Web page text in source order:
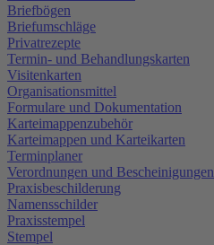
Briefbögen
Briefumschläge
Privatrezepte
Termin- und Behandlungskarten
Visitenkarten
Organisationsmittel
Formulare und Dokumentation
Karteimappenzubehör
Karteimappen und Karteikarten
Terminplaner
Verordnungen und Bescheinigungen
Praxisbeschilderung
Namensschilder
Praxisstempel
Stempel